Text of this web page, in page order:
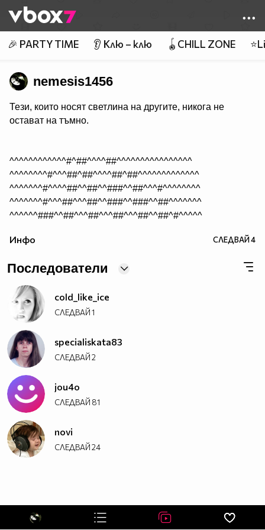
👾
🎉 PARTY TIME 👂 Клю – клю 🪀CHILL ZONE
nemesis1456
Тези, които носят светлина на другите, никога не
остават на тъмно.
^^^^^^^^^^^^#^##^^^^##^^^^^^^^^^^^^^^^
^^^^^^^^#^^^##^##^^^^##^##^^^^^^^^^^^^^
^^^^^^^#^^^^##^^##^^###^^##^^^#^^^^^^^^
^^^^^^^#^^^##^^^##^^###^^###^^##^^^^^^^
^^^^^^###^^##^^^##^^^##^^^##^^##^#^^^^^
^^^^#^^###^^######^^########^###^#^^^^^
^^^###^###^#####################^###^^^
^^###^^#########################^####^^
^^###################################^^
^^###################################^^
^^###################################^^
^^^#################################^^^
^^^#####^^^^##############^^^^^#####^^^
^^^######^^^^^^########^^^^^^^^#####^^^
^^^^#######^^^^^^####^^^^^^^^######^^^^
^^^^^^#######^^^^####^^^#########^^^^^^
^^^^^^^^##########^^##########^^^^^^^^^
^^^^^^^^^^^^#####^^^^######^^^^^^^^^^^^
^^^^^^^^^^^^#####^^^^######^^^^^^^^^^^^
^^^^^^^^^^^#################^^^^^^^^^^^
^^^^^^^^^^##################^^^^^^^^^^^
^^^^^^^#^^^##^^^##^^###^^###^^##^^^^^^^
Инфо СЛЕДВАЙ4
Последователи
cold_like_ice
СЛЕДВАЙ1
specialiskata83
СЛЕДВАЙ2
jou4o
СЛЕДВАЙ 81
novi
СЛЕДВАЙ24